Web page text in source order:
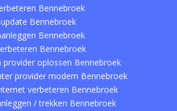
Bennebroek
Bennebroek
Bennebroek
Bennebroek
provider oplossen Bennebroek
provider modem Bennebroek
verbeteren Bennebroek
/ trekken Bennebroek